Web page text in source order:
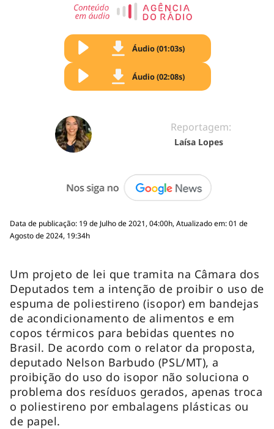
Áudio (01:03s)
Áudio (02:08s)
Reportagem:
Laísa Lopes
Data de publicação: 19 de Julho de 2021, 04:00h, Atualizado em: 01 de
Agosto de 2024, 19:34h
Um projeto de lei que tramita na Câmara dos
Deputados tem a intenção de proibir o uso de
espuma de poliestireno (isopor) em bandejas
de acondicionamento de alimentos e em
copos térmicos para bebidas quentes no
Brasil. De acordo com o relator da proposta,
deputado Nelson Barbudo (PSL/MT), a
proibição do uso do isopor não soluciona o
problema dos resíduos gerados, apenas troca
o poliestireno por embalagens plásticas ou
de papel.